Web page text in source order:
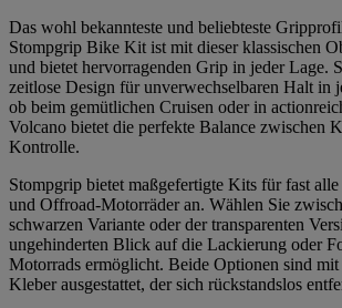
Das wohl bekannteste und beliebteste
Stompgrip Bike Kit ist mit dieser klassischen
und bietet hervorragenden Grip in jeder Lage.
zeitlose Design für unverwechselbaren Halt in
ob beim gemütlichen Cruisen oder in
Volcano bietet die perfekte Balance zwischen
Kontrolle.
Stompgrip bietet maßgefertigte Kits für fast
und Offroad-Motorräder an. Wählen Sie
schwarzen Variante oder der transparenten
ungehinderten Blick auf die Lackierung oder
Motorrads ermöglicht. Beide Optionen sind
Kleber ausgestattet, der sich rückstandslos